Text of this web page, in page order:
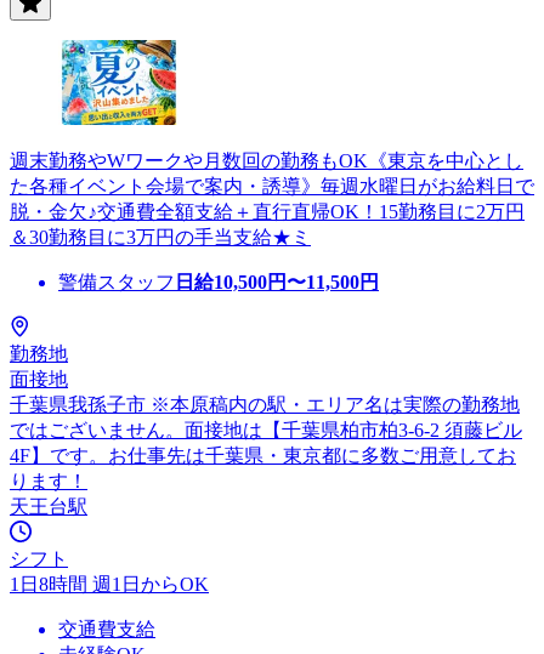
週末勤務やWワークや月数回の勤務もOK《東京を中心とし
た各種イベント会場で案内・誘導》毎週水曜日がお給料日で
脱・金欠♪交通費全額支給＋直行直帰OK！15勤務目に2万円
＆30勤務目に3万円の手当支給★ミ
警備スタッフ 日給10,500円〜11,500円
勤務地
面接地
千葉県我孫子市 ※本原稿内の駅・エリア名は実際の勤務地
ではございません。面接地は【千葉県柏市柏3-6-2 須藤ビル
4F】です。お仕事先は千葉県・東京都に多数ご用意してお
ります！
天王台駅
シフト
1日8時間 週1日からOK
交通費支給